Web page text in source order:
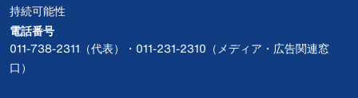
持続可能性
電話番号
011-738-2311（代表）・011-231-2310（メディア・広告関連窓
口）